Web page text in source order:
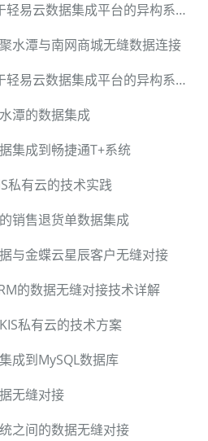
聚水潭对接用友 U8：基于轻易云数据集成平台的异构系统无缝集成技术方案
水潭与南网商城无缝数据连接
聚水潭对接用友 U8：基于轻易云数据集成平台的异构系统无缝集成技术方案
潭的数据集成
集成到畅捷通T+系统
私有云的技术实践
销售退货单数据集成
与金蝶云星辰客户无缝对接
的数据无缝对接技术详解
私有云的技术方案
成到MySQL数据库
无缝对接
之间的数据无缝对接